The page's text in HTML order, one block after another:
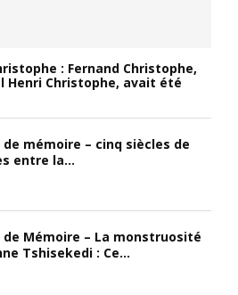
: Fernand Christophe,
Henri Christophe, avait été
de mémoire – cinq siècles de
entre la...
de Mémoire – La monstruosité
Tshisekedi : Ce...